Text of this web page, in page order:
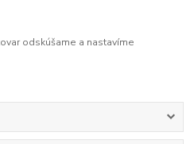
odskúšame a nastavíme